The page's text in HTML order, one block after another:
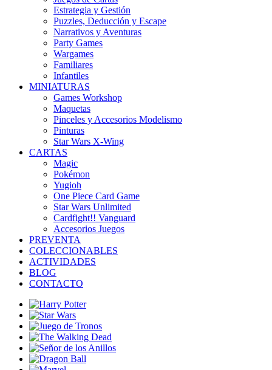
Estrategia y Gestión
Puzzles, Deducción y Escape
Narrativos y Aventuras
Party Games
Wargames
Familiares
Infantiles
MINIATURAS
Games Workshop
Maquetas
Pinceles y Accesorios Modelismo
Pinturas
Star Wars X-Wing
CARTAS
Magic
Pokémon
Yugioh
One Piece Card Game
Star Wars Unlimited
Cardfight!! Vanguard
Accesorios Juegos
PREVENTA
COLECCIONABLES
ACTIVIDADES
BLOG
CONTACTO